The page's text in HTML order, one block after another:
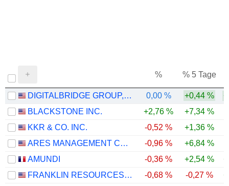
% % 5 Tage
DIGITALBRIDGE GROUP, INC. 0,00 % +0,44 %
BLACKSTONE INC.
+2,76 % +7,34 %
KKR & CO. INC.
-0,52 % +1,36 %
ARES MANAGEMENT CORPORATION
-0,96 % +6,84 %
AMUNDI
-0,36 % +2,54 %
FRANKLIN RESOURCES, INC.
-0,68 % -0,27 %